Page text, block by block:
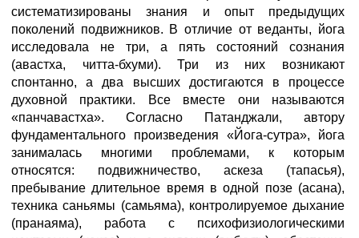
систематизированы знания и опыт предыдущих
поколений подвижников. В отличие от веданты, йога
исследовала не три, а пять состояний сознания
(авастха, читта-бхуми). Три из них возникают
спонтанно, а два высших достигаются в процессе
духовной практики. Все вместе они называются
«панчавастха». Согласно Патанджали, автору
фундаментального произведения «Йога-сутра», йога
занималась многими проблемами, к которым
относятся: подвижничество, аскеза (тапасья),
пребывание длительное время в одной позе (асана),
техника саньямы (самьяма), контролируемое дыхание
(пранаяма), работа с психофизиологическими